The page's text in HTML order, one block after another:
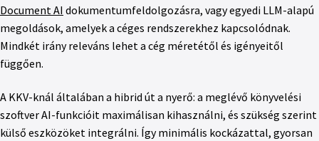
Document AI dokumentumfeldolgozásra, vagy egyedi LLM-alapú
megoldások, amelyek a céges rendszerekhez kapcsolódnak.
Mindkét irány releváns lehet a cég méretétől és igényeitől
függően.
A KKV-knál általában a hibrid út a nyerő: a meglévő könyvelési
szoftver AI-funkcióit maximálisan kihasználni, és szükség szerint
külső eszközöket integrálni. Így minimális kockázattal, gyorsan